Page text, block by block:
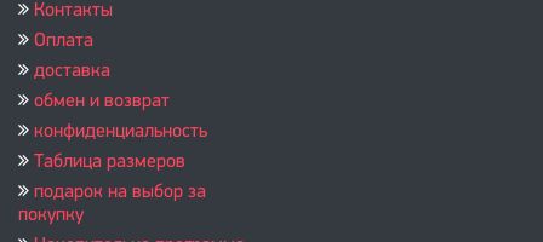
Контакты
Оплата
доставка
обмен и возврат
конфиденциальность
Таблица размеров
подарок на выбор за
покупку